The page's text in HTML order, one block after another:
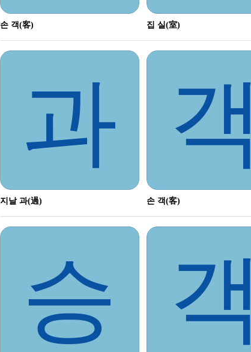
손 객(客) 집 실(室)
과
지날 과(過)
객
손 객(客)
승 객